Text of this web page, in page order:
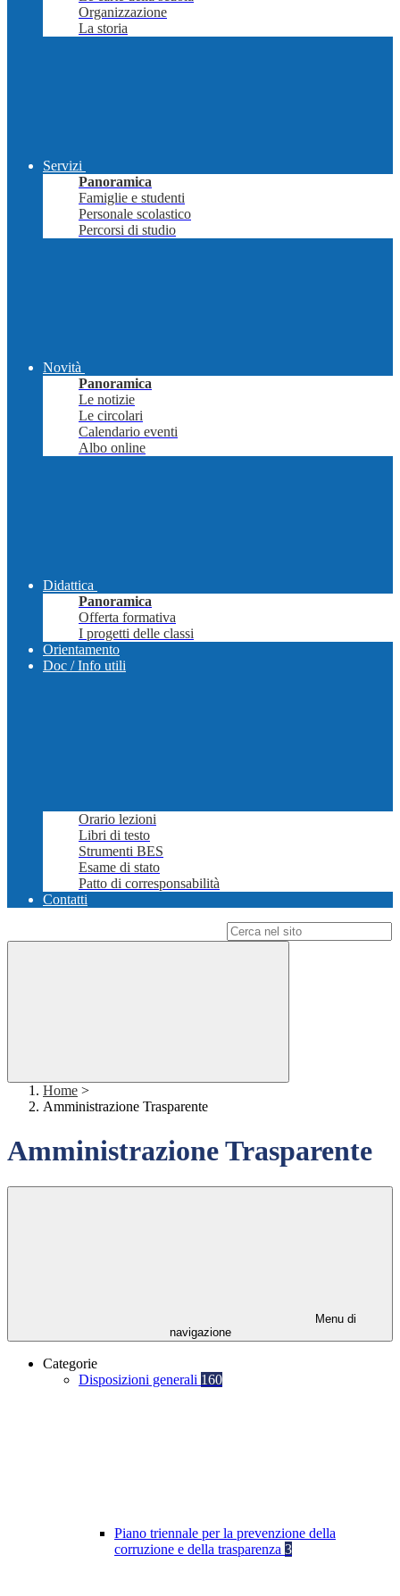
Organizzazione
La storia
Servizi
Panoramica
Famiglie e studenti
Personale scolastico
Percorsi di studio
Novità
Panoramica
Le notizie
Le circolari
Calendario eventi
Albo online
Didattica
Panoramica
Offerta formativa
I progetti delle classi
Orientamento
Doc / Info utili
Orario lezioni
Libri di testo
Strumenti BES
Esame di stato
Patto di corresponsabilità
Contatti
Home >
Amministrazione Trasparente
Amministrazione Trasparente
Menu di
navigazione
Categorie
Disposizioni generali 160
Piano triennale per la prevenzione della
corruzione e della trasparenza 3